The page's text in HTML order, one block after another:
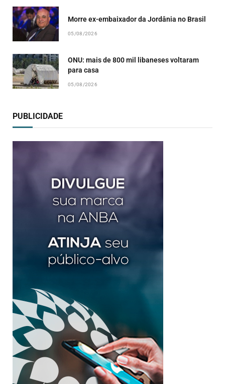
Morre ex-embaixador da Jordânia no Brasil
05/08/2026
ONU: mais de 800 mil libaneses voltaram
para casa
05/08/2026
PUBLICIDADE